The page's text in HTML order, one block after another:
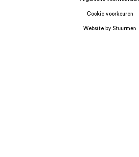
Cookie voorkeuren
Website by Stuurmen